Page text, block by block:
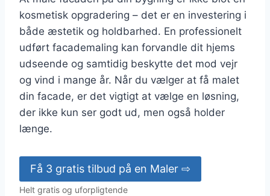
kosmetisk opgradering – det er en investering i
både æstetik og holdbarhed. En professionelt
udført facademaling kan forvandle dit hjems
udseende og samtidig beskytte det mod vejr
og vind i mange år. Når du vælger at få malet
din facade, er det vigtigt at vælge en løsning,
der ikke kun ser godt ud, men også holder
længe.
Få 3 gratis tilbud på en Maler ⇨
Helt gratis og uforpligtende